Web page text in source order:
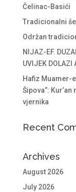
Čelinac-Basići
Tradicionalni
Održan
NIJAZ-EF.
UVIJEK DOLAZI
Hafiz Muamer-
Šipova”:
vjernika
Recent
Archives
August 2026
July 2026